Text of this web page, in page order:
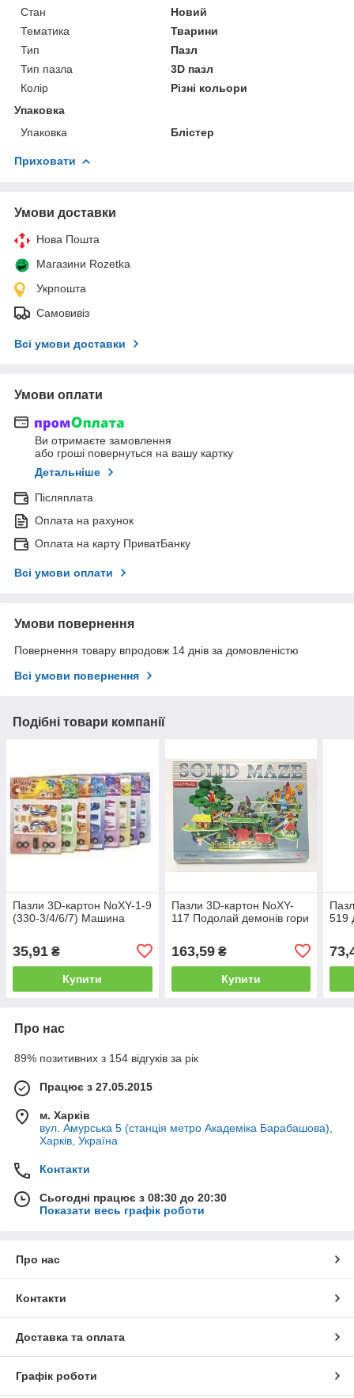
Стан
Новий
Тематика
Тварини
Тип
Пазл
Тип пазла
3D пазл
Колір
Різні кольори
Упаковка
Упаковка
Блістер
Приховати
Умови доставки
Нова Пошта
Магазини Rozetka
Укрпошта
Самовивіз
Всі умови доставки
Умови оплати
Ви отримаєте замовлення
або гроші повернуться на вашу картку
Детальніше
Післяплата
Оплата на рахунок
Оплата на карту ПриватБанку
Всі умови оплати
Умови повернення
Повернення товару впродовж 14 днів за домовленістю
Всі умови повернення
Подібні товари компанії
Пазли 3D-картон NoXY-1-9
(330-3/4/6/7) Машина
35,91 ₴
Купити
Пазли 3D-картон NoXY-
117 Подолай демонів гори
163,59₴
Купити
519
Про нас
89% позитивних з 154 відгуків за рік
Працює з 27.05.2015
м. Харків
вул. Амурська 5 (станція метро Академіка Барабашова),
Харків, Україна
Контакти
Сьогодні працює з 08:30 до 20:30
Показати весь графік роботи
Про нас
Контакти
Доставка та оплата
Графік роботи